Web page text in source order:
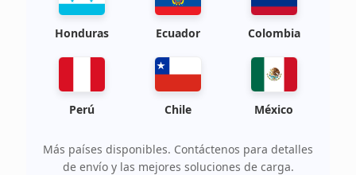
Honduras Ecuador Colombia
Perú Chile México
Más países disponibles. Contáctenos para detalles
de envío y las mejores soluciones de carga.